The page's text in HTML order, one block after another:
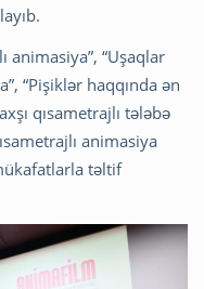
animasiya”, “Uşaqlar
“Pişiklər haqqında ən
qısametrajlı tələbə
animasiya
təltif